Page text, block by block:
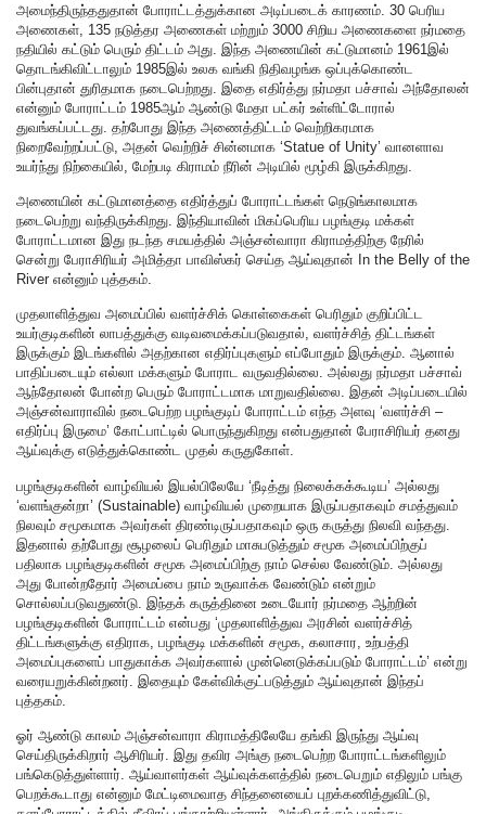
அமைந்திருந்ததுதான் போராட்டத்துக்கான அடிப்படைக் காரணம். 30 பெரிய
அணைகள், 135 நடுத்தர அணைகள் மற்றும் 3000 சிறிய அணைகளை நர்மதை
நதியில் கட்டும் பெரும் திட்டம் அது. இந்த அணையின் கட்டுமானம் 1961இல்
தொடங்கிவிட்டாலும் 1985இல் உலக வங்கி நிதிவழங்க ஒப்புக்கொண்ட
பின்புதான் துரிதமாக நடைபெற்றது. இதை எதிர்த்து நர்மதா பச்சாவ் அந்தோலன்
என்னும் போராட்டம் 1985ஆம் ஆண்டு மேதா பட்கர் உள்ளிட்டோரால்
துவங்கப்பட்டது. தற்போது இந்த அணைத்திட்டம் வெற்றிகரமாக
நிறைவேற்றப்பட்டு, அதன் வெற்றிச் சின்னமாக ‘Statue of Unity’ வானளாவ
உயர்ந்து நிற்கையில், மேற்படி கிராமம் நீரின் அடியில் மூழ்கி இருக்கிறது.
அணையின் கட்டுமானத்தை எதிர்த்துப் போராட்டங்கள் நெடுங்காலமாக
நடைபெற்று வந்திருக்கிறது. இந்தியாவின் மிகப்பெரிய பழங்குடி மக்கள்
போராட்டமான இது நடந்த சமயத்தில் அஞ்சன்வாரா கிராமத்திற்கு நேரில்
சென்று பேராசிரியர் அமித்தா பாவிஸ்கர் செய்த ஆய்வுதான் In the Belly of the
River என்னும் புத்தகம்.
முதலாளித்துவ அமைப்பில் வளர்ச்சிக் கொள்கைகள் பெரிதும் குறிப்பிட்ட
உயர்குடிகளின் லாபத்துக்கு வடிவமைக்கப்படுவதால், வளர்ச்சித் திட்டங்கள்
இருக்கும் இடங்களில் அதற்கான எதிர்ப்புகளும் எப்போதும் இருக்கும். ஆனால்
பாதிப்படையும் எல்லா மக்களும் போராட வருவதில்லை. அல்லது நர்மதா பச்சாவ்
ஆந்தோலன் போன்ற பெரும் போராட்டமாக மாறுவதில்லை. இதன் அடிப்படையில்
அஞ்சன்வாராவில் நடைபெற்ற பழங்குடிப் போராட்டம் எந்த அளவு ‘வளர்ச்சி –
எதிர்ப்பு இருமை’ கோட்பாட்டில் பொருந்துகிறது என்பதுதான் பேராசிரியர் தனது
ஆய்வுக்கு எடுத்துக்கொண்ட முதல் கருதுகோள்.
பழங்குடிகளின் வாழ்வியல் இயல்பிலேயே ‘நீடித்து நிலைக்கக்கூடிய’ அல்லது
‘வளங்குன்றா’ (Sustainable) வாழ்வியல் முறையாக இருப்பதாகவும் சமத்துவம்
நிலவும் சமூகமாக அவர்கள் திரண்டிருப்பதாகவும் ஒரு கருத்து நிலவி வந்தது.
இதனால் தற்போது சூழலைப் பெரிதும் மாசுபடுத்தும் சமூக அமைப்பிற்குப்
பதிலாக பழங்குடிகளின் சமூக அமைப்பிற்கு நாம் செல்ல வேண்டும். அல்லது
அது போன்றதோர் அமைப்பை நாம் உருவாக்க வேண்டும் என்றும்
சொல்லப்படுவதுண்டு. இந்தக் கருத்தினை உடையோர் நர்மதை ஆற்றின்
பழங்குடிகளின் போராட்டம் என்பது ‘முதலாளித்துவ அரசின் வளர்ச்சித்
திட்டங்களுக்கு எதிராக, பழங்குடி மக்களின் சமூக, கலாசார, உற்பத்தி
அமைப்புகளைப் பாதுகாக்க அவர்களால் முன்னெடுக்கப்படும் போராட்டம்’ என்று
வரையறுக்கின்றனர். இதையும் கேள்விக்குட்படுத்தும் ஆய்வுதான் இந்தப்
புத்தகம்.
ஓர் ஆண்டு காலம் அஞ்சன்வாரா கிராமத்திலேயே தங்கி இருந்து ஆய்வு
செய்திருக்கிறார் ஆசிரியர். இது தவிர அங்கு நடைபெற்ற போராட்டங்களிலும்
பங்கெடுத்துள்ளார். ஆய்வாளர்கள் ஆய்வுக்களத்தில் நடைபெறும் எதிலும் பங்கு
பெறக்கூடாது என்னும் மேட்டிமைவாத சிந்தனையைப் புறக்கணித்துவிட்டு,